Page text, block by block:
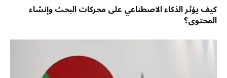
كيف يؤثر الذكاء الاصطناعي على محركات البحث وإنشاء
المحتوى؟